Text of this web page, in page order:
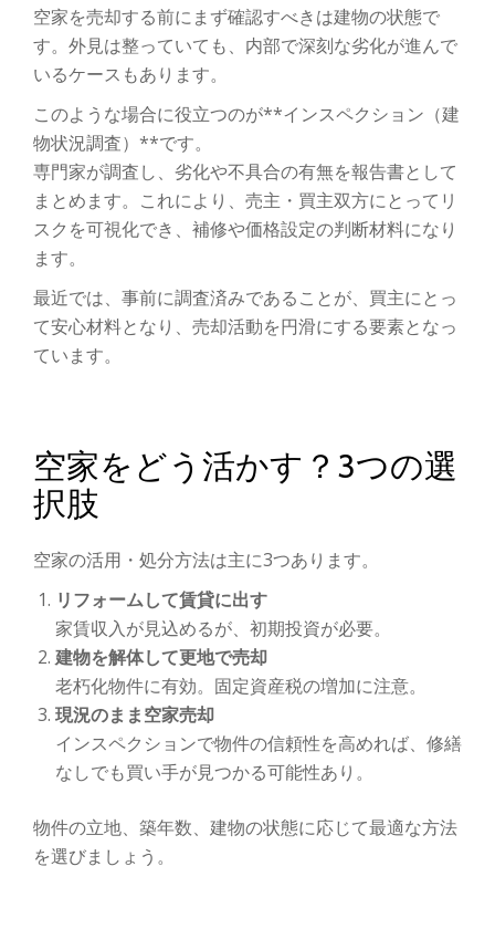
空家を売却する前にまず確認すべきは建物の状態で
す。外見は整っていても、内部で深刻な劣化が進んで
いるケースもあります。
このような場合に役立つのが**インスペクション（建
物状況調査）**です。
専門家が調査し、劣化や不具合の有無を報告書として
まとめます。これにより、売主・買主双方にとってリ
スクを可視化でき、補修や価格設定の判断材料になり
ます。
最近では、事前に調査済みであることが、買主にとっ
て安心材料となり、売却活動を円滑にする要素となっ
ています。
空家をどう活かす？3つの選
択肢
空家の活用・処分方法は主に3つあります。
リフォームして賃貸に出す
家賃収入が見込めるが、初期投資が必要。
建物を解体して更地で売却
老朽化物件に有効。固定資産税の増加に注意。
現況のまま空家売却
インスペクションで物件の信頼性を高めれば、修繕
なしでも買い手が見つかる可能性あり。
物件の立地、築年数、建物の状態に応じて最適な方法
を選びましょう。